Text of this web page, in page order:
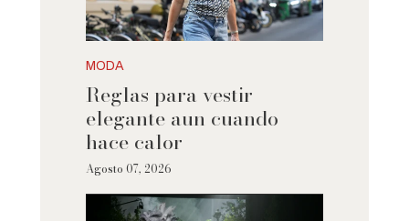
MODA
Reglas para vestir
elegante aun cuando
hace calor
Agosto 07, 2026